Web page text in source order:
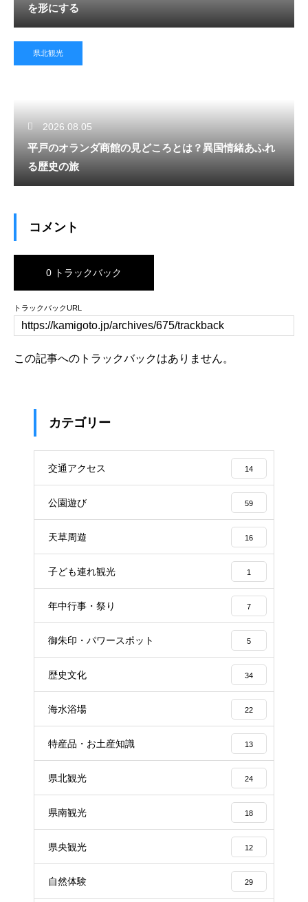
を形にする
県北観光
2026.08.05
平戸のオランダ商館の見どころとは？異国情緒あふれ
る歴史の旅
コメント
0 トラックバック
トラックバックURL
この記事へのトラックバックはありません。
カテゴリー
交通アクセス 14
公園遊び 59
天草周遊 16
子ども連れ観光 1
年中行事・祭り 7
御朱印・パワースポット 5
歴史文化 34
海水浴場 22
特産品・お土産知識 13
県北観光 24
県南観光 18
県央観光 12
自然体験 29